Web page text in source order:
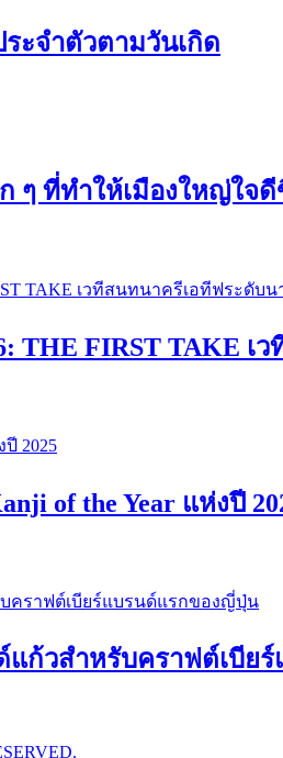
ะจำตัวตามวันเกิด
ๆ ที่ทำให้เมืองใหญ่ใจ
THE FIRST TAKE
of the Year แห่งปี
ด์แก้วสำหรับคราฟต์เบี